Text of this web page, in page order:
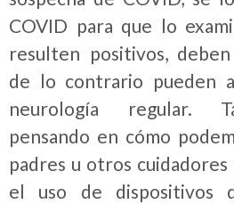
COVID para que lo
resulten positivos,
de lo contrario pueden
neurología regular.
pensando en cómo
padres u otros cuidadores
el uso de dispositivos